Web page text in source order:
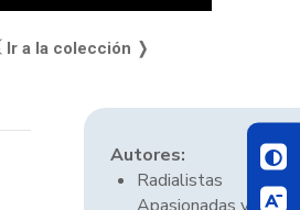
Ir a la colección ❭
Autores:
Radialistas